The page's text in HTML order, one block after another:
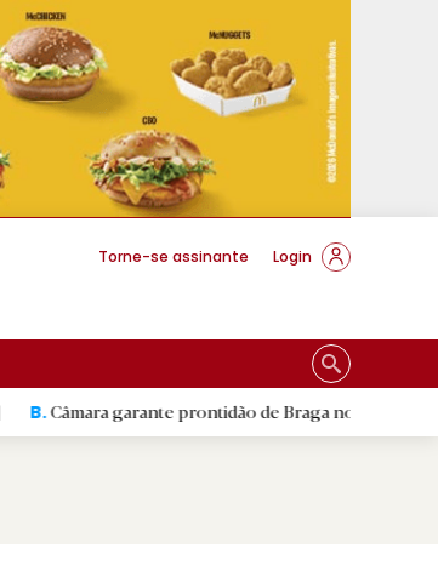
Torne-se assinante Login
prontidão de Braga no resgate animal